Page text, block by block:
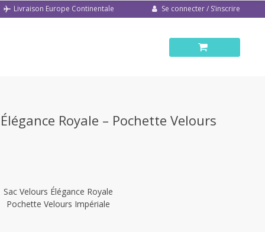
Livraison Europe Continentale Se connecter / S’inscrire
Royale – Pochette Velours
Sac Velours Élégance Royale
Pochette Velours Impériale